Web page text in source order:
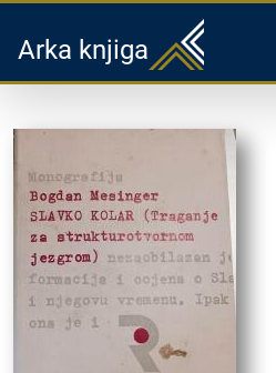
Arka knjiga